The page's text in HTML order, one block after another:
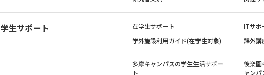
学生サポート 在学生サポート
ITサポ
学外施設利用ガイド(在学生対象)
課外講
多摩キャンパスの学生生活サポー
ト
後楽園
ャン